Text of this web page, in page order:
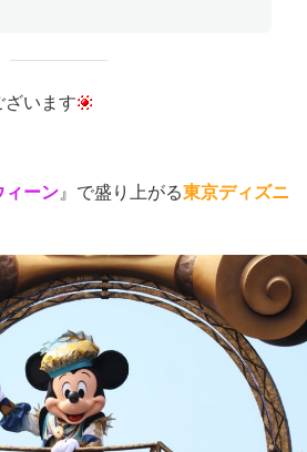
ざいます
ィーン 』で盛り上がる東京ディズニ